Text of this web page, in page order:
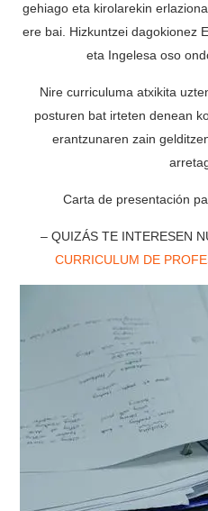
gehiago eta kirolarekin
ere bai. Hizkuntzei dagokionez
eta Ingelesa oso
Nire curriculuma atxikita
posturen bat irteten denean
erantzunaren zain
Carta de presentación
– QUIZÁS TE INTERESEN
CURRICULUM DE